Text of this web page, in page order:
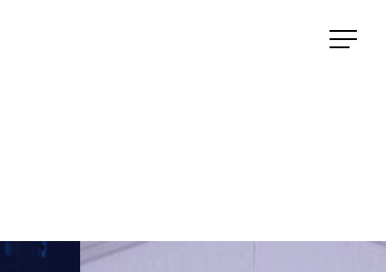
Menu